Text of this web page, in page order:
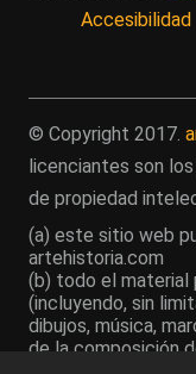
Accesibilidad
© Copyright 2017.
licenciantes son
de propiedad
(a) este sitio web
artehistoria.com
(b) todo el material
(incluyendo, sin
dibujos, música,
de la composición